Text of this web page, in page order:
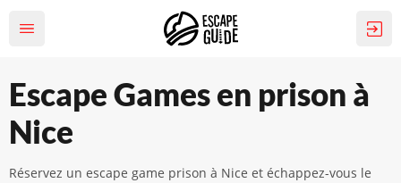
Escape Games en prison à
Nice
Réservez un escape game prison à Nice et échappez-vous le